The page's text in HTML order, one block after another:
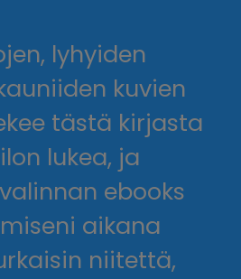
lyhyiden
kuvien
tästä kirjasta
lukea, ja
ebooks
aikana
niitettä,